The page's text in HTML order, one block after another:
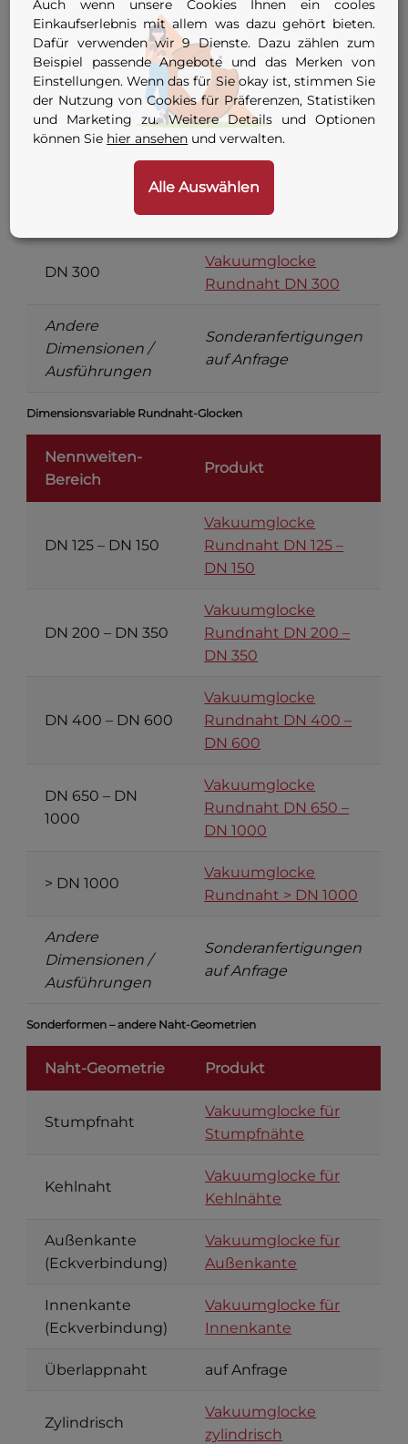
DN 125
Vakuumglocke
Rundnaht DN 125
DN 150
Vakuumglocke
Rundnaht DN 150
Vakuumglocke
Rundnaht DN 250
DN 300
Vakuumglocke
Rundnaht DN 300
Andere
Dimensionen /
Ausführungen
Sonderanfertigungen
auf Anfrage
Dimensionsvariable Rundnaht-Glocken
Nennweiten-
Bereich
Produkt
DN 125 – DN 150
Vakuumglocke
Rundnaht DN 125 –
DN 150
DN 200 – DN 350
Vakuumglocke
Rundnaht DN 200 –
DN 350
DN 400 – DN 600
Vakuumglocke
Rundnaht DN 400 –
DN 600
DN 650 – DN
1000
Vakuumglocke
Rundnaht DN 650 –
DN 1000
> DN 1000
Vakuumglocke
Rundnaht > DN 1000
Andere
Dimensionen /
Ausführungen
Sonderanfertigungen
auf Anfrage
Sonderformen – andere Naht-Geometrien
Naht-Geometrie Produkt
Stumpfnaht
Vakuumglocke für
Stumpfnähte
Kehlnaht
Vakuumglocke für
Kehlnähte
Außenkante
(Eckverbindung)
Vakuumglocke für
Außenkante
Innenkante
(Eckverbindung)
Vakuumglocke für
Innenkante
Überlappnaht auf Anfrage
Zylindrisch
Vakuumglocke
zylindrisch
Auch wenn unsere Cookies Ihnen ein cooles
Einkaufserlebnis mit allem was dazu gehört bieten.
Dafür verwenden wir 9 Dienste. Dazu zählen zum
Beispiel passende Angebote und das Merken von
Einstellungen. Wenn das für Sie okay ist, stimmen Sie
der Nutzung von Cookies für Präferenzen, Statistiken
und Marketing zu. Weitere Details und Optionen
können Sie hier ansehen und verwalten.
Alle Auswählen